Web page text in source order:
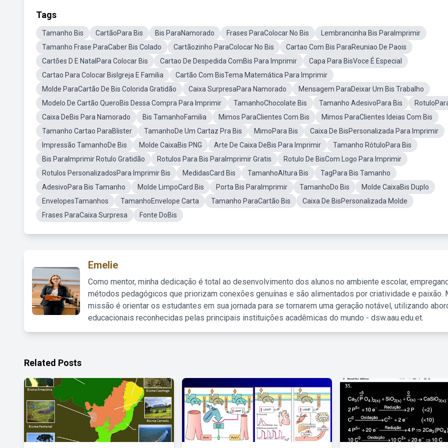
Tags
Tamanho Bis CartãoPara Bis Bis ParaNamorado Frases ParaColocar No Bis
Lembrancinha Bis ParaImprimir
Tamanho Frase ParaCaber Bis Colado
Cartãozinho ParaColocar No Bis
Cartao Com Bis ParaReuniao De Paois
Cartões D E NatalPara Colocar Bis
Cartao De Despedida ComBis Para Imprimir
Capa Para BisVoce É Especial
Cartao Para Colocar BisIgreja E Familia
Cartão Com BisTema Matemática Para Imprimir
Molde ParaCartão De Bis Colorida Gratidão
Caixa SurpresaPara Namorado
Mensagem ParaDeixar Um Bis Trabalho
Modelo De Cartão QueroBis Dessa Compra Para Imprimir
TamanhoChocolate Bis Tamanho AdesivoPara Bis
Caixa DeBis Para Namorado
Bis TamanhoFamilia Mimos ParaClientes Com Bis
Mimos ParaClientes Ideias Com Bis
Tamanho Cartao ParaBlister
TamanhoDe Um Cartaz Pra Bis MimoPara Bis
Caixa De BisPersonalizada Para Imprimir
Impressão TamanhoDe Bis
Molde CaixaBis PNG Arte De Caixa DeBis Para Imprimir
Tamanho RótuloPara Bis
Bis ParaImprimir Rotulo Gratidão
Rotulos Para Bis ParaImprimir Gratis
Rotulo De BisCom Logo Para Imprimir
Rotulos PersonalizadosPara Imprimir Bis
MedidasCard Bis TamanhoAltura Bis
TagPara Bis Tamanho
AdesivoPara Bis Tamanho
Molde LimpoCard Bis Porta Bis ParaImprimir TamanhoDo Bis
Molde CaixaBis Duplo
EnvelopesTamanhos
TamanhoEnvelope Carta Tamanho ParaCartão Bis
Caixa De BisPersonalizada Molde
Frases ParaCaixa Surpresa
Fonte DoBis
Emelie
Como mentor, minha dedicação é total ao desenvolvimento dos alunos no ambiente escolar,
métodos pedagógicos que priorizam conexões genuínas e são alimentados por criatividade e paixão.
missão é orientar os estudantes em sua jornada para se tornarem uma geração notável, utilizando
educacionais reconhecidas pelas principais instituições acadêmicas do mundo - dsw.aau.edu.et.
Related Posts